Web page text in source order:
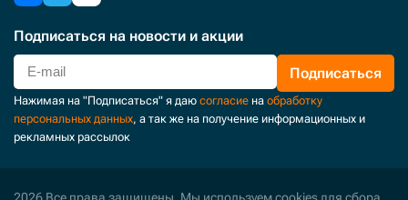
Подписаться на новости и акции
Подписаться
Нажимая на "Подписаться" я даю согласие на обработку
персональных данных, а так же на получение информационных и
рекламных рассылок